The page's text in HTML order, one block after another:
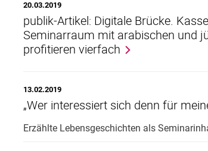
20.03.2019
publik-Artikel: Digitale Brücke.
Seminarraum mit arabischen und
profitieren vierfach
13.02.2019
„Wer in­ter­es­siert sich denn für
Er­zähl­te Le­bens­ge­schich­ten als